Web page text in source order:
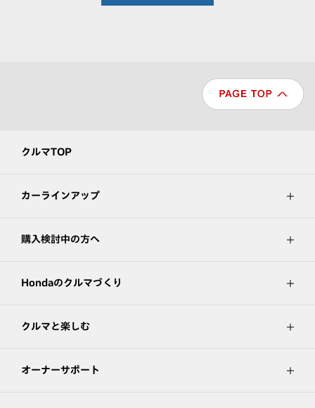
クルマTOP
カーラインアップ
購入検討中の方へ
Hondaのクルマづくり
クルマと楽しむ
オーナーサポート